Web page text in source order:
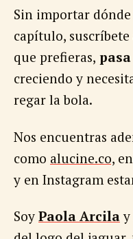
Sin importar dónde
capítulo,
que prefieras,
creciendo y
regar la bola.
Nos encuentras
como alucine.co,
y en Instagram
Soy Paola Arcilay